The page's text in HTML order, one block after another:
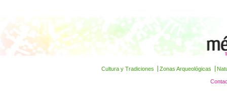
Cultura y Tradiciones Zonas Arqueológicas